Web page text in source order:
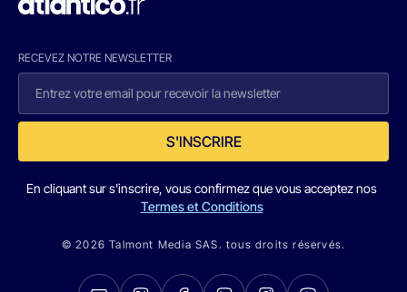
RECEVEZ NOTRE NEWSLETTER
S'INSCRIRE
En cliquant sur s'inscrire, vous confirmez que vous acceptez nos
Termes et Conditions
© 2026 Talmont Media SAS. tous droits réservés.